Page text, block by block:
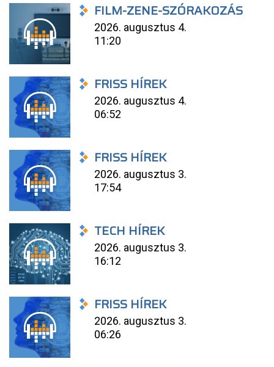
FILM-ZENE-SZÓRAKOZÁS
2026. augusztus 4.
11:20
FRISS HÍREK
2026. augusztus 4.
06:52
FRISS HÍREK
2026. augusztus 3.
17:54
TECH HÍREK
2026. augusztus 3.
16:12
FRISS HÍREK
2026. augusztus 3.
06:26